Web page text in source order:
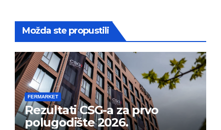
Možda ste propustili
FERMARKET
Rezultati CSG-a za prvo
polugodište 2026.